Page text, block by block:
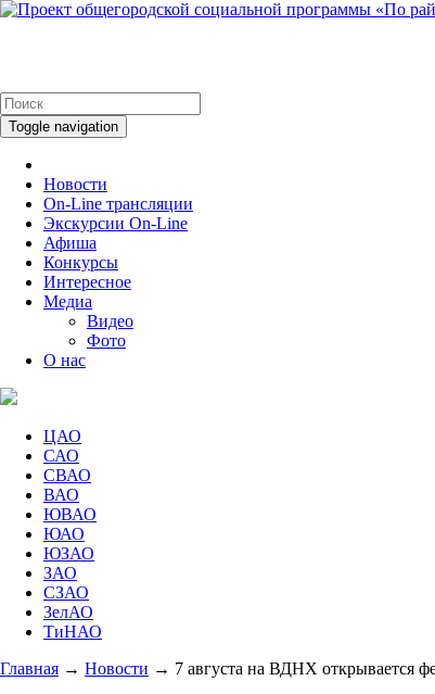
Toggle navigation
Новости
On-Line трансляции
Экскурсии On-Line
Афиша
Конкурсы
Интересное
Медиа
Видео
Фото
О нас
ЦАО
САО
СВАО
ВАО
ЮВАО
ЮАО
ЮЗАО
ЗАО
СЗАО
ЗелАО
ТиНАО
Главная → Новости → 7 августа на ВДНХ открывается